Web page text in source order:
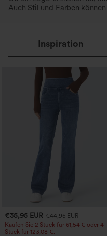
Auch Stil und Farben
Inspiration
€35,95 EUR €44,95 EUR
Kaufen Sie 2 Stück für 61,54 € oder 4
Stück für 123,08 €.